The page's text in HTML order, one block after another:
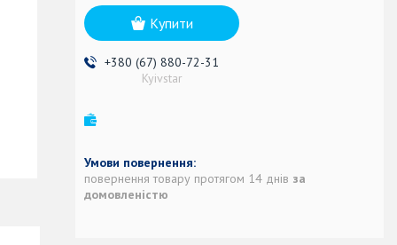
Купити
+380 (67) 880-72-31
Kyivstar
повернення товару протягом 14 днів за
домовленістю